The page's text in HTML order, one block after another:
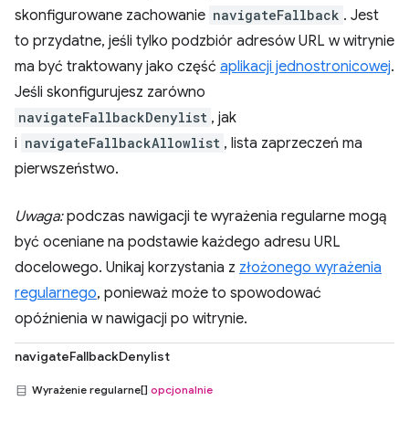
skonfigurowane zachowanie navigateFallback . Jest
to przydatne, jeśli tylko podzbiór adresów URL w witrynie
ma być traktowany jako część aplikacji jednostronicowej.
Jeśli skonfigurujesz zarówno
navigateFallbackDenylist , jak
i navigateFallbackAllowlist , lista zaprzeczeń ma
pierwszeństwo.
Uwaga:podczas nawigacji te wyrażenia regularne mogą
być oceniane na podstawie każdego adresu URL
docelowego. Unikaj korzystania z złożonego wyrażenia
regularnego, ponieważ może to spowodować
opóźnienia w nawigacji po witrynie.
navigateFallbackDenylist
Wyrażenie regularne[] opcjonalnie